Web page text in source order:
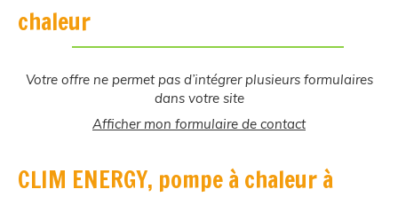
chaleur
Votre offre ne permet pas d’intégrer plusieurs formulaires
dans votre site
Afficher mon formulaire de contact
CLIM ENERGY, pompe à chaleur à